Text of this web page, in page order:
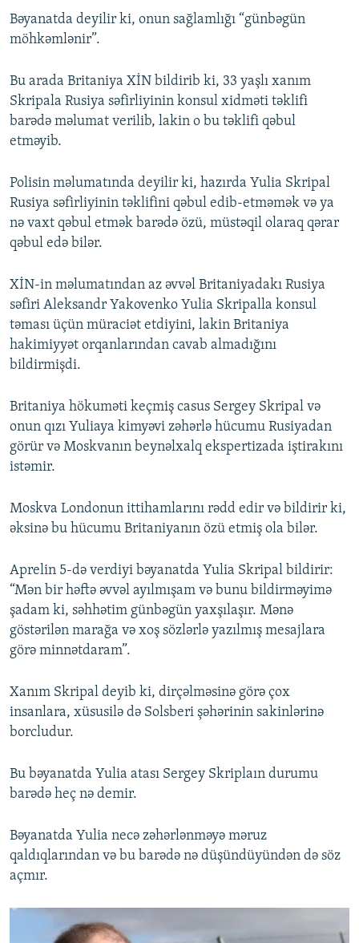
Bəyanatda deyilir ki, onun sağlamlığı “günbəgün
möhkəmlənir”.
Bu arada Britaniya XİN bildirib ki, 33 yaşlı xanım
Skripala Rusiya səfirliyinin konsul xidməti təklifi
barədə məlumat verilib, lakin o bu təklifi qəbul
etməyib.
Polisin məlumatında deyilir ki, hazırda Yulia Skripal
Rusiya səfirliyinin təklifini qəbul edib-etməmək və ya
nə vaxt qəbul etmək barədə özü, müstəqil olaraq qərar
qəbul edə bilər.
XİN-in məlumatından az əvvəl Britaniyadakı Rusiya
səfiri Aleksandr Yakovenko Yulia Skripalla konsul
təması üçün müraciət etdiyini, lakin Britaniya
hakimiyyət orqanlarından cavab almadığını
bildirmişdi.
Britaniya hökuməti keçmiş casus Sergey Skripal və
onun qızı Yuliaya kimyəvi zəhərlə hücumu Rusiyadan
görür və Moskvanın beynəlxalq ekspertizada iştirakını
istəmir.
Moskva Londonun ittihamlarını rədd edir və bildirir ki,
əksinə bu hücumu Britaniyanın özü etmiş ola bilər.
Aprelin 5-də verdiyi bəyanatda Yulia Skripal bildirir:
“Mən bir həftə əvvəl ayılmışam və bunu bildirməyimə
şadam ki, səhhətim günbəgün yaxşılaşır. Mənə
göstərilən marağa və xoş sözlərlə yazılmış mesajlara
görə minnətdaram”.
Xanım Skripal deyib ki, dirçəlməsinə görə çox
insanlara, xüsusilə də Solsberi şəhərinin sakinlərinə
borcludur.
Bu bəyanatda Yulia atası Sergey Skriplaın durumu
barədə heç nə demir.
Bəyanatda Yulia necə zəhərlənməyə məruz
qaldıqlarından və bu barədə nə düşündüyündən də söz
açmır.